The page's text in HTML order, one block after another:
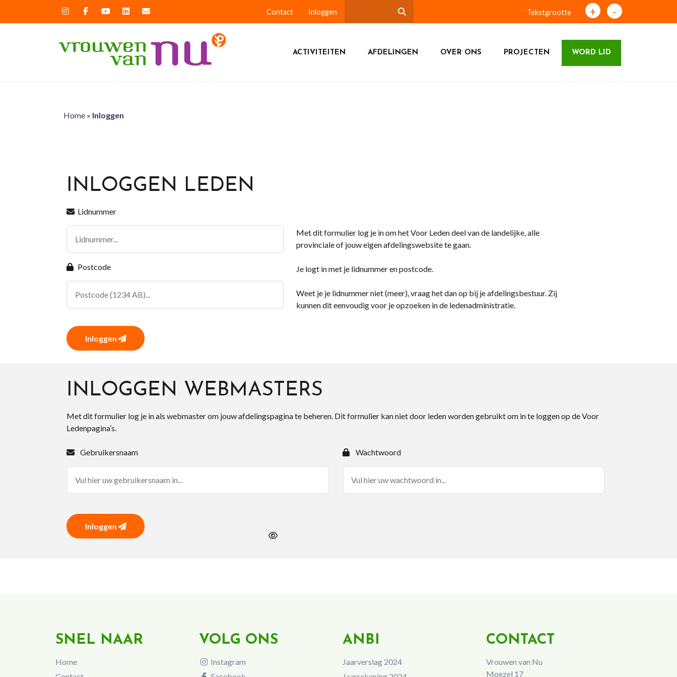
Contact Inloggen Tekstgrootte + -
ACTIVITEITEN AFDELINGEN OVER ONS PROJECTEN WORD LID
Home» Inloggen
INLOGGEN LEDEN
Lidnummer
Postcode
Inloggen
Met dit formulier log je in om het Voor Leden deel van de landelijke, alle
provinciale of jouw eigen afdelingswebsite te gaan.
Je logt in met je lidnummer en postcode.
Weet je je lidnummer niet (meer), vraag het dan op bij je afdelingsbestuur. Zij
kunnen dit eenvoudig voor je opzoeken in de ledenadministratie.
INLOGGEN WEBMASTERS
Met dit formulier log je in als webmaster om jouw afdelingspagina te beheren. Dit formulier kan niet door leden worden gebruikt om in te loggen op de Voor
Ledenpagina’s.
Gebruikersnaam Wachtwoord
Inloggen
SNEL NAAR
Home
VOLG ONS
Instagram
ANBI
Jaarverslag 2024
CONTACT
Vrouwen van Nu
Moezel 17